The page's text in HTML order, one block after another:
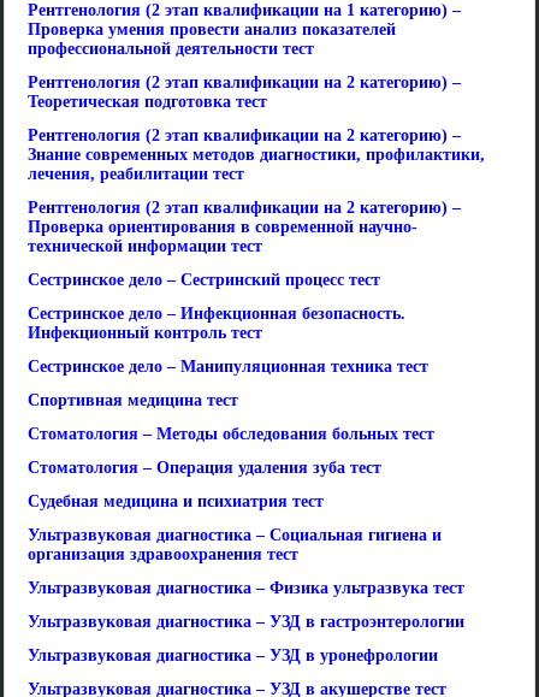
Рентгенология (2 этап квалификации на 1 категорию) –
Проверка умения провести анализ показателей
профессиональной деятельности тест
Рентгенология (2 этап квалификации на 2 категорию) –
Теоретическая подготовка тест
Рентгенология (2 этап квалификации на 2 категорию) –
Знание современных методов диагностики, профилактики,
лечения, реабилитации тест
Рентгенология (2 этап квалификации на 2 категорию) –
Проверка ориентирования в современной научно-
технической информации тест
Сестринское дело – Сестринский процесс тест
Сестринское дело – Инфекционная безопасность.
Инфекционный контроль тест
Сестринское дело – Манипуляционная техника тест
Спортивная медицина тест
Стоматология – Методы обследования больных тест
Стоматология – Операция удаления зуба тест
Судебная медицина и психиатрия тест
Ультразвуковая диагностика – Социальная гигиена и
организация здравоохранения тест
Ультразвуковая диагностика – Физика ультразвука тест
Ультразвуковая диагностика – УЗД в гастроэнтерологии
Ультразвуковая диагностика – УЗД в уронефрологии
Ультразвуковая диагностика – УЗД в акушерстве тест